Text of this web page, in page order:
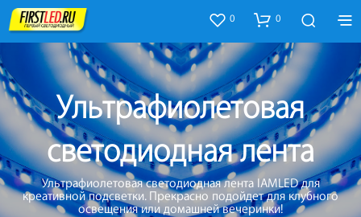
0 0
Ультрафиолетовая
светодиодная лента
Ультрафиолетовая светодиодная лента IAMLED для
креативной подсветки. Прекрасно подойдет для клубного
освещения или домашней вечеринки!